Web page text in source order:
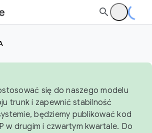
się do naszego modelu
trunk i zapewnić stabilność
będziemy publikować kod
w drugim i czwartym kwartale. Do